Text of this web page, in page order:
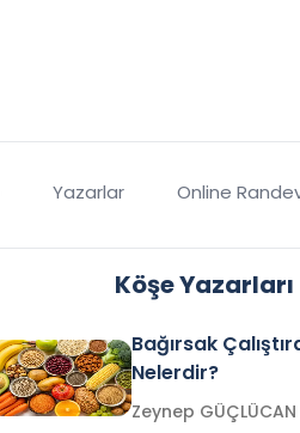
Yazarlar Online
Köşe Yazarları
Bağırsak
Nelerdir?
Zeynep GÜÇLÜCAN